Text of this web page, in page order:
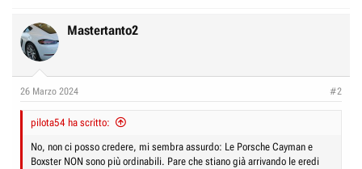
Mastertanto2
26 Marzo 2024 #2
pilota54 ha scritto:
No, non ci posso credere, mi sembra assurdo: Le Porsche Cayman e
Boxster NON sono più ordinabili. Pare che stiano già arrivando le eredi